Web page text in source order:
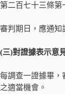
第二百七十三條第
審判期日，應通知
(三)對證據表示意
每調查一證據畢，
之適當機會。